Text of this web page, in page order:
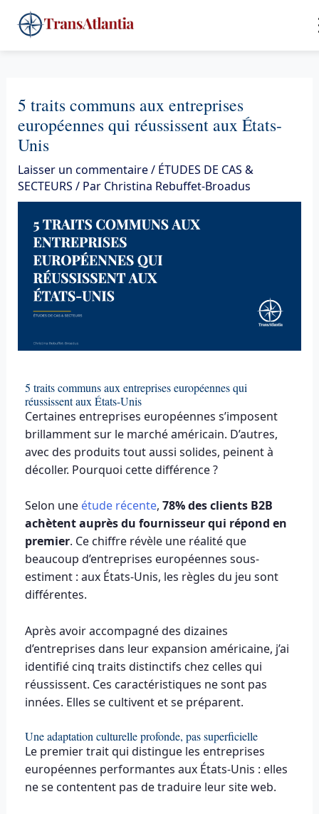
au
contenu
5 traits communs aux entreprises
européennes qui réussissent aux États-
Unis
Laisser un commentaire/ ÉTUDES DE CAS &
SECTEURS / Par Christina Rebuffet-Broadus
5 traits communs aux entreprises européennes qui
réussissent aux États-Unis
Certaines entreprises européennes s’imposent
brillamment sur le marché américain. D’autres,
avec des produits tout aussi solides, peinent à
décoller. Pourquoi cette différence ?
Selon une étude récente, 78% des clients B2B
achètent auprès du fournisseur qui répond en
premier. Ce chiffre révèle une réalité que
beaucoup d’entreprises européennes sous-
estiment : aux États-Unis, les règles du jeu sont
différentes.
Après avoir accompagné des dizaines
d’entreprises dans leur expansion américaine, j’ai
identifié cinq traits distinctifs chez celles qui
réussissent. Ces caractéristiques ne sont pas
innées. Elles se cultivent et se préparent.
Une adaptation culturelle profonde, pas superficielle
Le premier trait qui distingue les entreprises
européennes performantes aux États-Unis : elles
ne se contentent pas de traduire leur site web.